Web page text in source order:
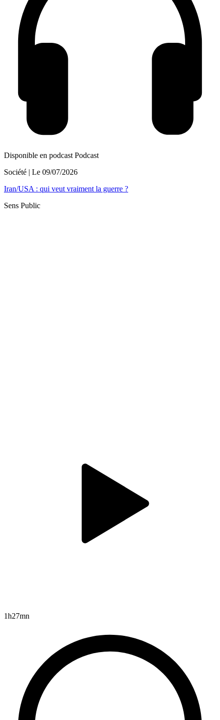
Disponible en podcast Podcast
Société | Le 09/07/2026
Iran/USA : qui veut vraiment la guerre ?
Sens Public
1h27mn